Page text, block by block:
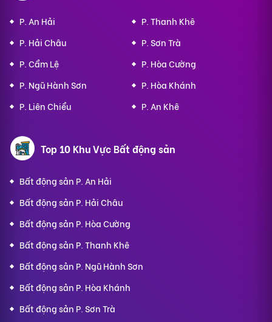
P. An Hải
P. Thanh Khê
P. Hải Châu
P. Sơn Trà
P. Cẩm Lệ
P. Hòa Cường
P. Ngũ Hành Sơn
P. Hòa Khánh
P. Liên Chiểu
P. An Khê
Top 10 Khu Vực Bất động sản
Bất động sản P. An Hải
Bất động sản P. Hải Châu
Bất động sản P. Hòa Cường
Bất động sản P. Thanh Khê
Bất động sản P. Ngũ Hành Sơn
Bất động sản P. Hòa Khánh
Bất động sản P. Sơn Trà